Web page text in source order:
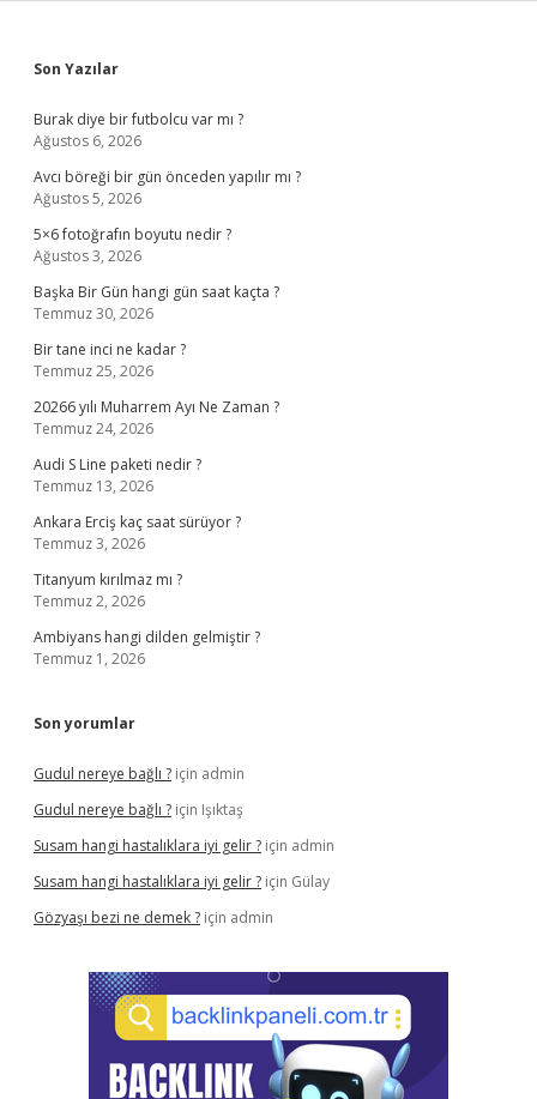
Sidebar
Son Yazılar
Burak diye bir futbolcu var mı ?
Ağustos 6, 2026
Avcı böreği bir gün önceden yapılır mı ?
Ağustos 5, 2026
5×6 fotoğrafın boyutu nedir ?
Ağustos 3, 2026
Başka Bir Gün hangi gün saat kaçta ?
Temmuz 30, 2026
Bir tane inci ne kadar ?
Temmuz 25, 2026
20266 yılı Muharrem Ayı Ne Zaman ?
Temmuz 24, 2026
Audi S Line paketi nedir ?
Temmuz 13, 2026
Ankara Erciş kaç saat sürüyor ?
Temmuz 3, 2026
Titanyum kırılmaz mı ?
Temmuz 2, 2026
Ambiyans hangi dilden gelmiştir ?
Temmuz 1, 2026
Son yorumlar
Gudul nereye bağlı ? için admin
Gudul nereye bağlı ? için Işıktaş
Susam hangi hastalıklara iyi gelir ? için admin
Susam hangi hastalıklara iyi gelir ? için Gülay
Gözyaşı bezi ne demek ? için admin